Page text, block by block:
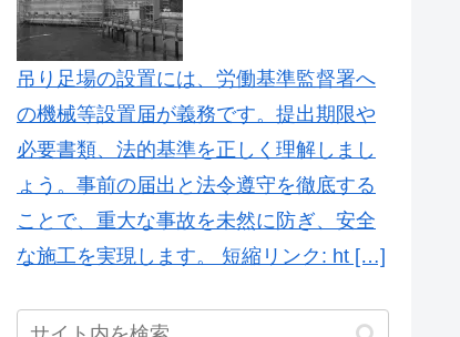
吊り足場の設置には、労働基準監督署へ
の機械等設置届が義務です。提出期限や
必要書類、法的基準を正しく理解しまし
ょう。事前の届出と法令遵守を徹底する
ことで、重大な事故を未然に防ぎ、安全
な施工を実現します。 短縮リンク: ht […]